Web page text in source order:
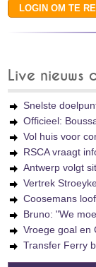
Live nieuws
Snelste
Officieel:
Vol huis voor
RSCA vraagt
Antwerp volgt
Vertrek
Coosemans
Bruno: "We
Vroege goal en
Transfer Ferry